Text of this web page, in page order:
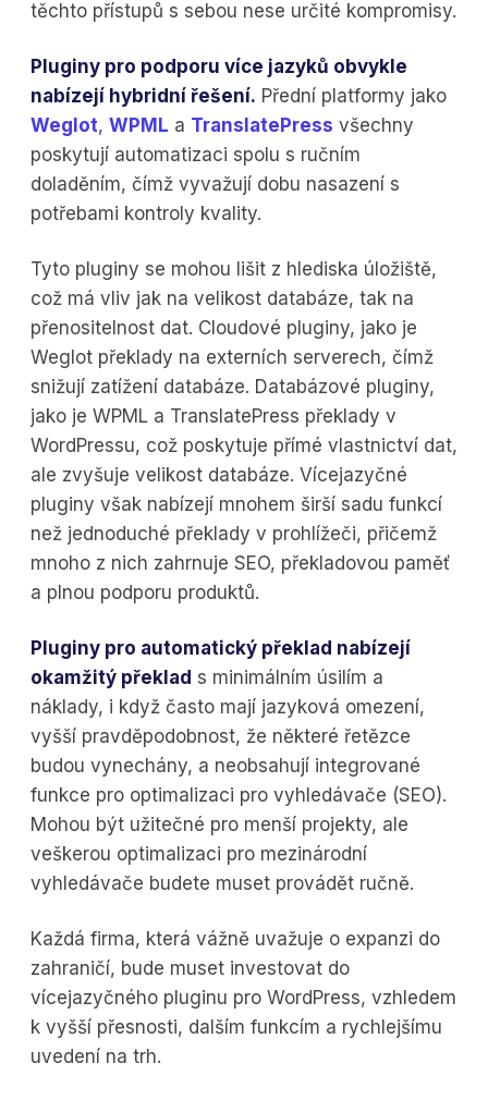
těchto přístupů s sebou nese určité kompromisy.
Pluginy pro podporu více jazyků obvykle
nabízejí hybridní řešení. Přední platformy jako
Weglot, WPML a TranslatePress všechny
poskytují automatizaci spolu s ručním
doladěním, čímž vyvažují dobu nasazení s
potřebami kontroly kvality.
Tyto pluginy se mohou lišit z hlediska úložiště,
což má vliv jak na velikost databáze, tak na
přenositelnost dat. Cloudové pluginy, jako je
Weglot překlady na externích serverech, čímž
snižují zatížení databáze. Databázové pluginy,
jako je WPML a TranslatePress překlady v
WordPressu, což poskytuje přímé vlastnictví dat,
ale zvyšuje velikost databáze. Vícejazyčné
pluginy však nabízejí mnohem širší sadu funkcí
než jednoduché překlady v prohlížeči, přičemž
mnoho z nich zahrnuje SEO, překladovou paměť
a plnou podporu produktů.
Pluginy pro automatický překlad nabízejí
okamžitý překlad s minimálním úsilím a
náklady, i když často mají jazyková omezení,
vyšší pravděpodobnost, že některé řetězce
budou vynechány, a neobsahují integrované
funkce pro optimalizaci pro vyhledávače (SEO).
Mohou být užitečné pro menší projekty, ale
veškerou optimalizaci pro mezinárodní
vyhledávače budete muset provádět ručně.
Každá firma, která vážně uvažuje o expanzi do
zahraničí, bude muset investovat do
vícejazyčného pluginu pro WordPress, vzhledem
k vyšší přesnosti, dalším funkcím a rychlejšímu
uvedení na trh.